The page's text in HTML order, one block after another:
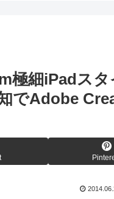
極細iPadスタ
でAdobe